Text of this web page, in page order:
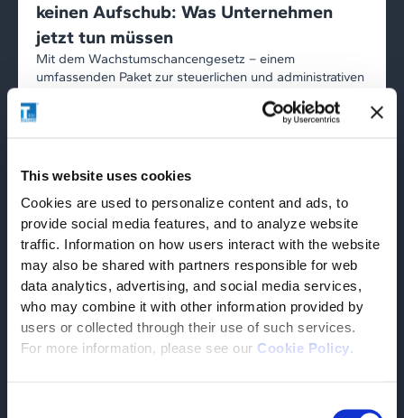
This website uses cookies
Cookies are used to personalize content and ads, to
provide social media features, and to analyze website
traffic. Information on how users interact with the website
may also be shared with partners responsible for web
data analytics, advertising, and social media services,
who may combine it with other information provided by
users or collected through their use of such services.
For more information, please see our Cookie Policy.
keinen Aufschub: Was Unternehmen
jetzt tun müssen
Mit dem Wachstumschancengesetz – einem
umfassenden Paket zur steuerlichen und administrativen
ZUM BLOG
Pressemitteilungen
Aktuelle Meldungen aus